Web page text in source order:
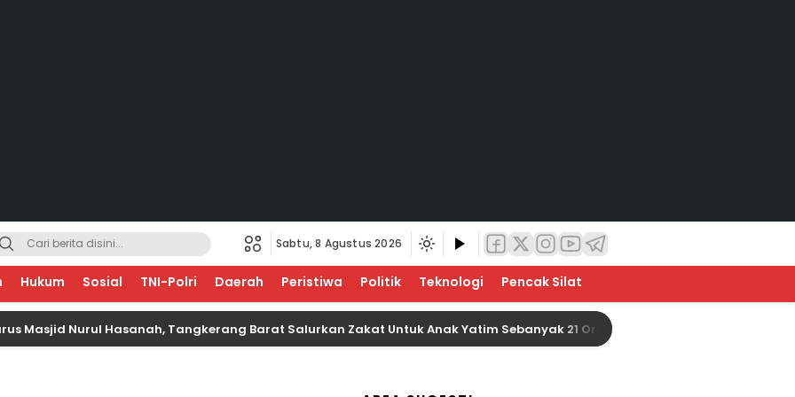
Sabtu, 8 Agustus 2026
Hukum Sosial TNI-Polri Daerah Peristiwa Politik Teknologi Pencak Silat
Nurul Hasanah, Tangkerang Barat Salurkan Zakat Untuk Anak Yatim Sebanyak 21 Orang